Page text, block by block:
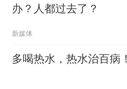
办？人都过去了？
新媒体
多喝热水，热水治百病！